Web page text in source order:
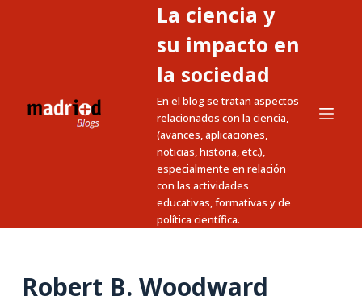
n
La ciencia y
su impacto en
la sociedad
En el blog se tratan aspectos
relacionados con la ciencia,
(avances, aplicaciones,
noticias, historia, etc.),
especialmente en relación
con las actividades
educativas, formativas y de
política científica.
Robert B. Woodward